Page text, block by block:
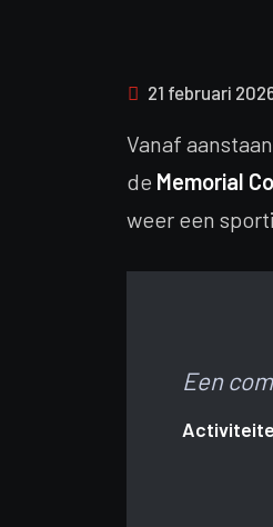
21 februari
Vanaf
de Memorial
weer een
Een